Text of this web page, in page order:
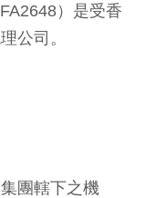
）是受香
公司。
團轄下之機